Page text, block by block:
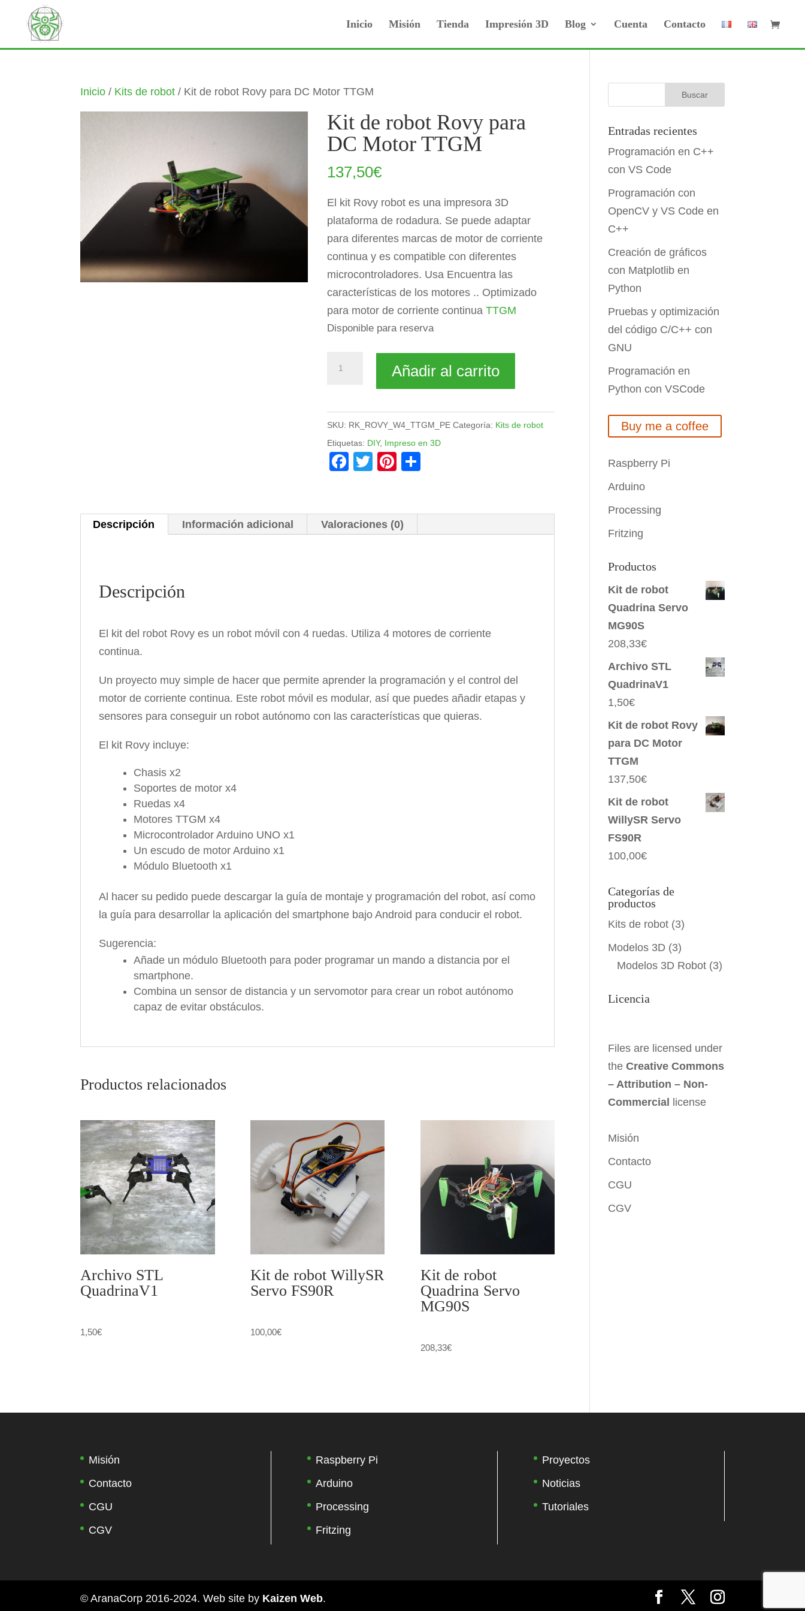
Inicio Misión Tienda Impresión 3D Blog Cuenta Contacto
Inicio / Kits de robot / Kit de robot Rovy para DC Motor TTGM
Kit de robot Rovy para
DC Motor TTGM
137,50€
El kit Rovy robot es una impresora 3D
plataforma de rodadura. Se puede adaptar
para diferentes marcas de motor de corriente
continua y es compatible con diferentes
microcontroladores. Usa Encuentra las
características de los motores .. Optimizado
para motor de corriente continuaTTGM
Disponible para reserva
Rovy
DC
Motor
Añadir al carrito
SKU: RK_ROVY_W4_TTGM_PE Categoría: Kits de robot
Etiquetas: DIY, Impreso en 3D
F
e
b
T
er
Pi
e
st
p
ar
Descripción Información adicional Valoraciones (0)
Descripción
El kit del robot Rovy es un robot móvil con 4 ruedas. Utiliza 4 motores de corriente
continua.
Un proyecto muy simple de hacer que permite aprender la programación y el control del
motor de corriente continua. Este robot móvil es modular, así que puedes añadir etapas y
sensores para conseguir un robot autónomo con las características que quieras.
El kit Rovy incluye:
Chasis x2
Soportes de motor x4
Ruedas x4
Motores TTGM x4
Microcontrolador Arduino UNO x1
Un escudo de motor Arduino x1
Módulo Bluetooth x1
Al hacer su pedido puede descargar la guía de montaje y programación del robot, así como
la guía para desarrollar la aplicación del smartphone bajo Android para conducir el robot.
Sugerencia:
Añade un módulo Bluetooth para poder programar un mando a distancia por el
smartphone.
Combina un sensor de distancia y un servomotor para crear un robot autónomo
capaz de evitar obstáculos.
Productos relacionados
Archivo STL
QuadrinaV1
1,50€
Kit de robot WillySR
Servo FS90R
100,00€
Kit de robot
Quadrina Servo
MG90S
208,33€
Entradas recientes
Programación en C++
con VS Code
Programación con
OpenCV y VS Code en
C++
Creación de gráficos
con Matplotlib en
Python
Pruebas y optimización
del código C/C++ con
GNU
Programación en
Python con VSCode
Buy me a coffee
Raspberry Pi
Arduino
Processing
Fritzing
Productos
Kit de robot
Quadrina Servo
MG90S
208,33€
Archivo STL
QuadrinaV1
1,50€
Kit de robot Rovy
para DC Motor
TTGM
137,50€
Kit de robot
WillySR Servo
FS90R
100,00€
Categorías de
productos
Kits de robot (3)
Modelos 3D (3)
Modelos 3D Robot (3)
Licencia
Files are licensed under
theCreative Commons
– Attribution – Non-
Commercial
license
Misión
Contacto
CGU
CGV
Misión
Contacto
CGU
CGV
Raspberry Pi
Arduino
Processing
Fritzing
Proyectos
Noticias
Tutoriales
© AranaCorp 2016-2024. Web site by Kaizen Web.